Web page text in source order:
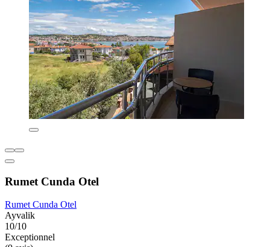
Rumet Cunda Otel
Rumet Cunda Otel
Ayvalik
10/10
Exceptionnel